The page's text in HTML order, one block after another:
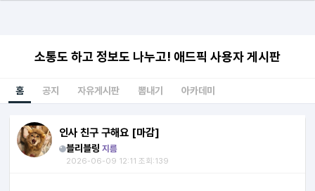
소통도 하고 정보도 나누고! 애드픽 사용자 게시판
홈 공지 자유게시판 뽐내기 아카데미
인사 친구 구해요 [마감]
블리블링 지름
2026-06-09 12:11 조회:139